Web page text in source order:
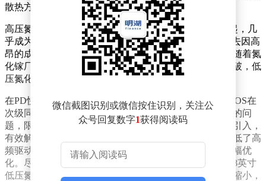
散热方面均优于传统硅基充电头。
高压氮化镓在20W至300W的AC-DC应用场景中迅速崛起，几
乎成为“小体积快充”的代名词。然而，低压氮化镓在过去因高
昂的成本和驱动生态的不完善而鲜有露面。但近年来，随着氮
化镓厂商在晶圆尺寸、封装技术和驱动兼容性方面的突破，低
压氮化镓正逐步迎来其商业应用的转折点。
在PD快充领域，低压氮化镓的应用尤为显著。传统硅MOS在
次级同步整流时存在输入电容大、体二极管反向恢复慢的问
题，限制了频率的提升和效率的优化。而氮化镓材料的引入，
有效解决了这些问题，显著减小了器件的输入电容，降低了高
频驱动的功耗，使得电源的开关频率得以提高，体积大幅优
化。尽管目前低压氮化镓的成本仍高于硅材料，但随着8英寸
低压氮化镓产能的逐步释放，预计未来成本差距将逐渐缩小，
微信截图识别或微信按住识别，关注公
众号回复数字1获得阅读码